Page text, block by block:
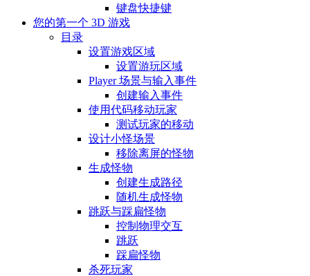
键盘快捷键
您的第一个 3D 游戏
目录
设置游戏区域
设置游玩区域
Player 场景与输入事件
创建输入事件
使用代码移动玩家
测试玩家的移动
设计小怪场景
移除离屏的怪物
生成怪物
创建生成路径
随机生成怪物
跳跃与踩扁怪物
控制物理交互
跳跃
踩扁怪物
杀死玩家